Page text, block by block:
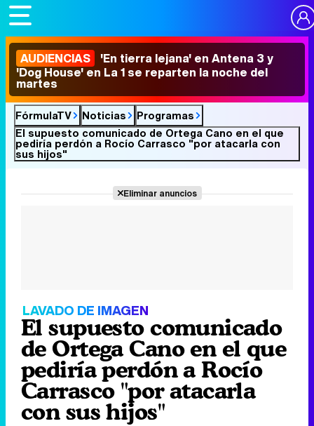
AUDIENCIAS 'En tierra lejana' en Antena 3 y
'Dog House' en La 1 se reparten la noche del
martes
FórmulaTV Noticias
Programas
El supuesto comunicado de Ortega Cano en el que
pediría perdón a Rocío Carrasco "por atacarla con
sus hijos"
Eliminar anuncios
LAVADO DE IMAGEN
El supuesto comunicado
de Ortega Cano en el que
pediría perdón a Rocío
Carrasco "por atacarla
con sus hijos"